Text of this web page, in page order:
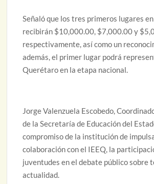
Señaló que los tres primeros lugares
recibirán $10,000.00, $7,000.00 y
respectivamente, así como un
además, el primer lugar podrá
Querétaro en la etapa nacional.
Jorge Valenzuela Escobedo,
de la Secretaría de Educación del
compromiso de la institución de
colaboración con el IEEQ, la
juventudes en el debate público sobre
actualidad.